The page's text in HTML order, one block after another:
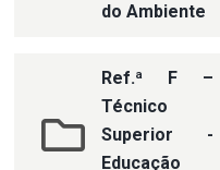
do Ambiente
Ref.ª F –
Técnico
Superior -
Educação